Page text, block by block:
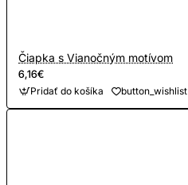
Čiapka s Vianočným motívom
6,16€
Pridať do košíka button_wishlist